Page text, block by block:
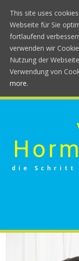
die Schritt
This site uses
Webseite für Sie
fortlaufend
verwenden wir
Nutzung der
Verwendung von
more.